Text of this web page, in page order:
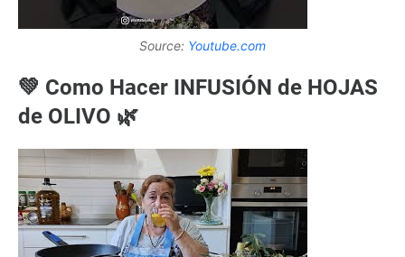
Source: Youtube.com
💚 Como Hacer INFUSIÓN de HOJAS
de OLIVO 🌿